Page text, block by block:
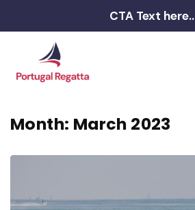
to
CTA Text
Month: March 2023